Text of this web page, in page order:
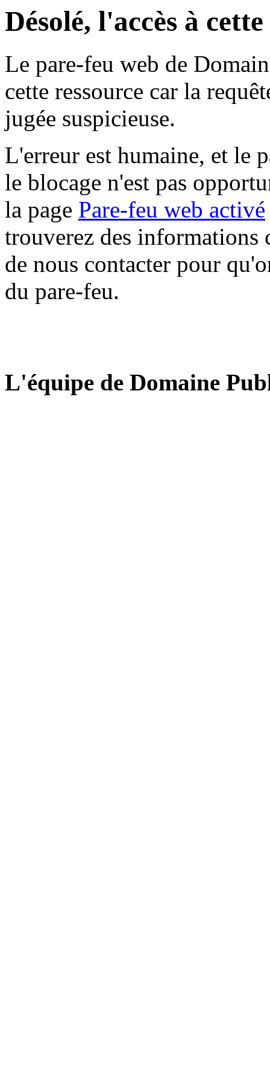
Désolé, l'accès à
Le pare-feu web de
cette ressource car la
jugée suspicieuse.
L'erreur est humaine, et le
le blocage n'est pas
la page Pare-feu web activé
trouverez des informations
de nous contacter pour
du pare-feu.
L'équipe de Domaine